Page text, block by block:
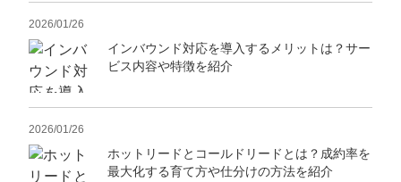
2026/01/26
インバウンド対応を導入するメリットは？サー
ビス内容や特徴を紹介
2026/01/26
ホットリードとコールドリードとは？成約率を
最大化する育て方や仕分けの方法を紹介